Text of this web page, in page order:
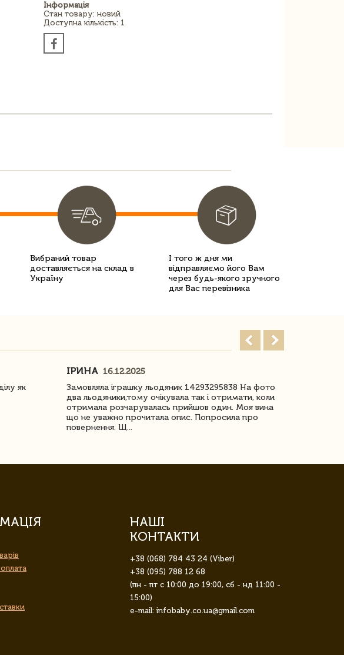
Інформація
Стан товару: новий
Доступна кількість: 1
Вибраний товар
доставляється на склад в
Україну
І того ж дня ми
відправляємо його Вам
через будь-якого зручного
для Вас перевізника
як
ІРИНА 16.12.2025
Замовляла іграшку льодяник 14293295838 На фото
два льодяники,тому очікувала так і отримати, коли
отримала розчарувалась прийшов один. Моя вина
що не уважно прочитала опис. Попросила про
повернення. Щ...
НАШІ
КОНТАКТИ
+38 (068) 784 43 24 (Viber)
+38 (095) 788 12 68
(пн - пт с 10:00 до 19:00, сб - нд 11:00 -
15:00)
e-mail: infobaby.co.ua@gmail.com